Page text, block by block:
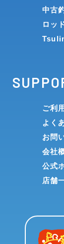
中古
ロッ
ご利
よく
お問
会社
公式
店舗